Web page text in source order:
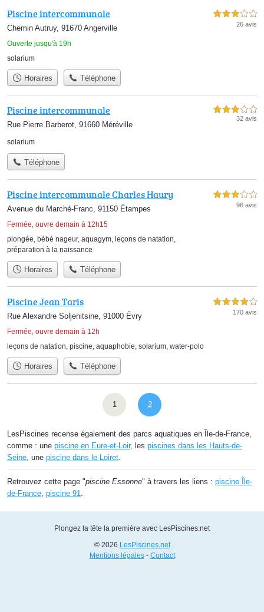
Piscine intercommunale
Chemin Autruy, 91670 Angerville
Ouverte jusqu'à 19h
3,0 étoiles sur 5
26 avis
solarium
Horaires Téléphone
Piscine intercommunale
Rue Pierre Barberot, 91660 Méréville
3,0 étoiles sur 5
32 avis
solarium
Téléphone
Piscine intercommunale Charles Haury
Avenue du Marché-Franc, 91150 Étampes
Fermée, ouvre demain à 12h15
3,0 étoiles sur 5
96 avis
plongée bébé nageur, aquagym leçons de natation
préparation à la naissance
Horaires Téléphone
Piscine Jean Taris
Rue Alexandre Soljenitsine, 91000 Évry
Fermée, ouvre demain à 12h
4,0 étoiles sur 5
170 avis
leçons de natation, piscine, aquaphobie, solarium, water-polo
Horaires Téléphone
1 2
LesPiscines recense également des parcs aquatiques en Île-de-France,
comme : une piscine en Eure-et-Loir, les piscines dans les Hauts-de-
Seine , une piscine dans le Loiret
Retrouvez cette page "piscine Essonne" à travers les liens : piscine Île-
de-France piscine 91
Plongez la tête la première avec LesPiscines.net
© 2026 LesPiscines.net
Mentions légales- Contact